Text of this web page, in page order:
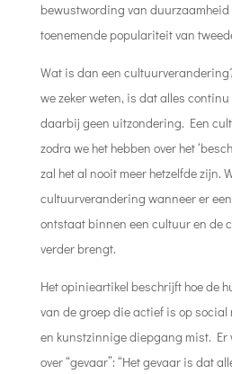
bewustwording van duurzaamheid
toenemende populariteit van
Wat is dan een
we zeker weten, is dat alles
daarbij geen uitzondering. Een
zodra we het hebben over het
zal het al nooit meer hetzelfde zijn.
cultuurverandering wanneer er
ontstaat binnen een cultuur en de
verder brengt.
Het opinieartikel beschrijft hoe de
van de groep die actief is op
en kunstzinnige diepgang mist. Er
over “gevaar”: “Het gevaar is dat